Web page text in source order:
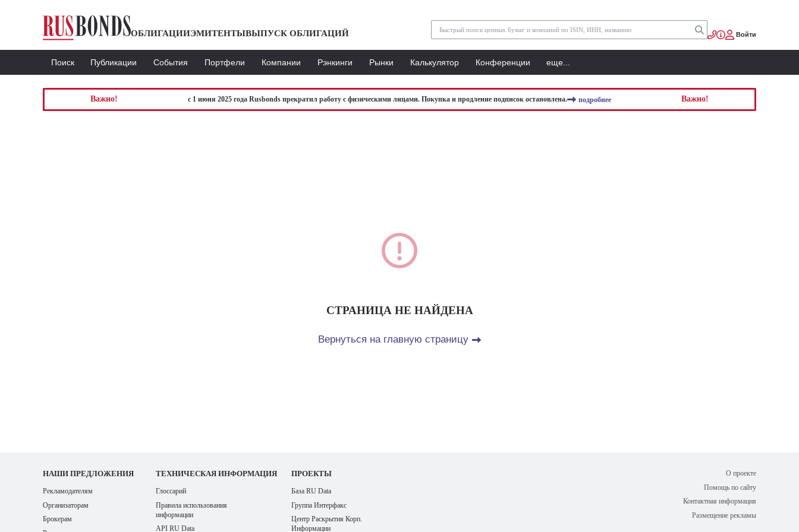
ОБЛИГАЦИИЭМИТЕНТЫВЫПУСК ОБЛИГАЦИЙ Войти
Поиск Публикации События Портфели Компании Рэнкинги Рынки Калькулятор Конференции еще...
Важно! с 1 июня 2025 года Rusbonds прекратил работу с физическими лицами. Покупка и продление подписок остановлена. подробнее Важно!
СТРАНИЦА НЕ НАЙДЕНА
Вернуться на главную страницу
НАШИ ПРЕДЛОЖЕНИЯ
Рекламодателям
Организаторам
Брокерам
ТЕХНИЧЕСКАЯ ИНФОРМАЦИЯ
Глоссарий
Правила использования
информации
API RU Data
ПРОЕКТЫ
База RU Data
Группа Интерфакс
Центр Раскрытия Корп.
Информации
О проекте
Помощь по сайту
Контактная информация
Размещение рекламы